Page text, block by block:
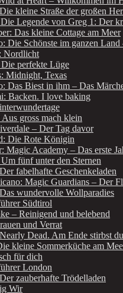
kleine Straße der großen
Legende von Greg 1: Der
Das kleine Cottage am Meer
Die Schönste im ganzen
Nordlicht
perfekte Lüge
Midnight, Texas
Das Biest in ihm – Das
Backen. I love baking
gross mach klein
– Der Tag davor
Die Rote Königin
Magic Academy – Das erste
fünf unter den Sternen
fabelhafte Geschenkeladen
Magic Guardians – Der
wundervolle Wollparadies
Südtirol
– Reinigend und belebend
und Verrat
Dead. Am Ende stirbst du
kleine Sommerküche am
für dich
London
zauberhafte Trödelladen
Wir